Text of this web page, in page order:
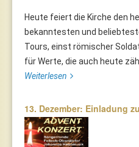
Heute feiert die Kirche den
bekanntesten und
Tours, einst römischer
für Werte, die auch heute
Weiterlesen
13. Dezember: Einladung